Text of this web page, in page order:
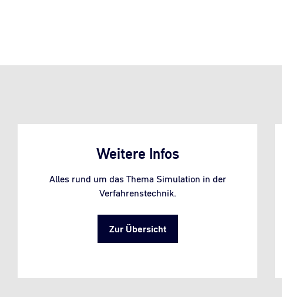
Weitere Infos
Alles rund um das Thema Simulation in der
Verfahrenstechnik.
Zur Übersicht